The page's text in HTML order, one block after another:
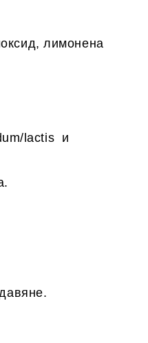
лимонена
lactis и